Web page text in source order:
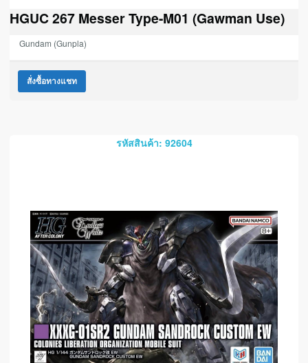
HGUC 267 Messer Type-M01 (Gawman Use)
Gundam (Gunpla)
สั่งซื้อทางแชท
รหัสสินค้า: 92604